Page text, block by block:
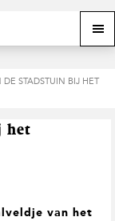
M
n
STADSTUIN BIJ HET
het
van het